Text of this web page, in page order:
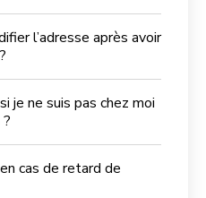
l’adresse après avoir
je ne suis pas chez moi
cas de retard de